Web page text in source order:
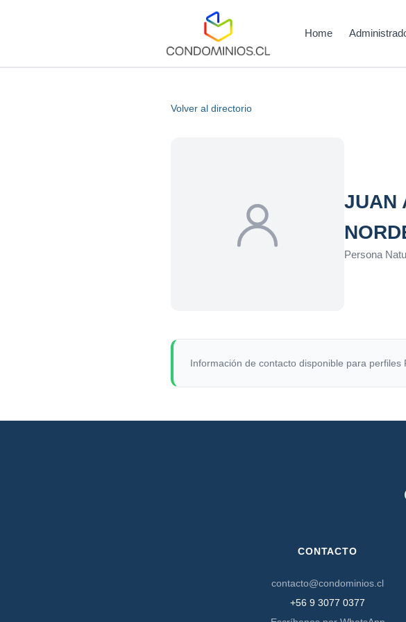
Home
Volver al directorio
JUAN
Persona
Información de contacto disponible para perfiles
CONTACTO
contacto@condominios.cl
+56 9 3077 0377